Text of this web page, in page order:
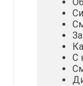
С